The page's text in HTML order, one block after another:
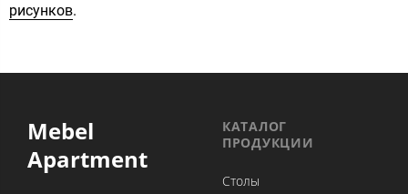
рисунков.
Mebel
Apartment
КАТАЛОГ
ПРОДУКЦИИ
Столы